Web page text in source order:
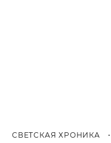
СВЕТСКАЯ ХРОНИКА •